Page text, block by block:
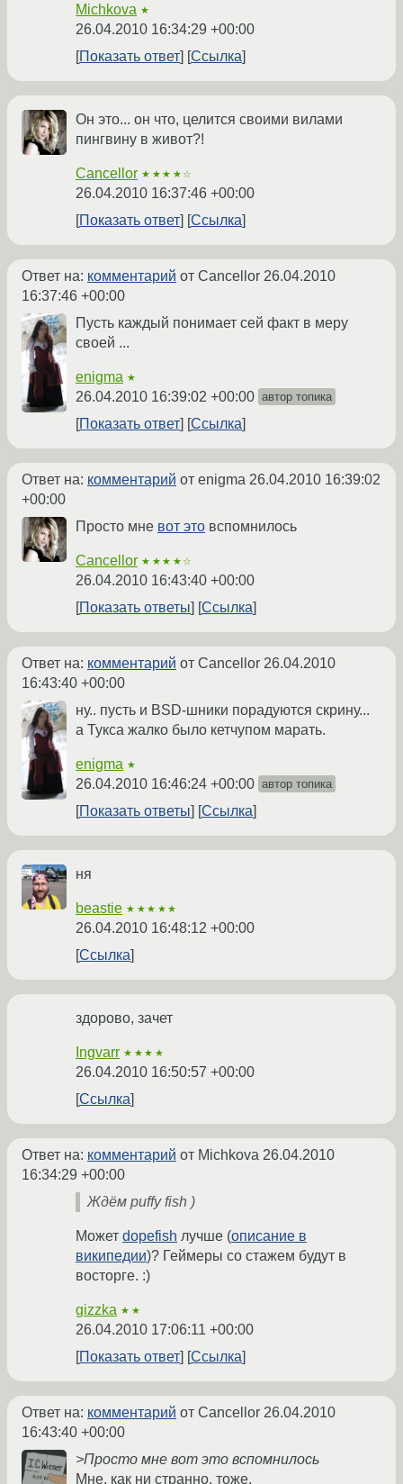
Michkova ★
26.04.2010 16:34:29 +00:00
Показать ответ
Ссылка
Он это... он что, целится своими вилами
пингвину в живот?!
Cancellor ★★★★☆
26.04.2010 16:37:46 +00:00
Показать ответ
Ссылка
Ответ на: комментарий от Cancellor 26.04.2010
16:37:46 +00:00
Пусть каждый понимает сей факт в меру
своей ...
enigma ★
26.04.2010 16:39:02 +00:00 автор топика
Показать ответ Ссылка
Ответ на: комментарий от enigma 26.04.2010 16:39:02
+00:00
Просто мне вот это вспомнилось
Cancellor ★★★★☆
26.04.2010 16:43:40 +00:00
Показать ответы
Ссылка
Ответ на: комментарий от Cancellor 26.04.2010
16:43:40 +00:00
ну.. пусть и BSD-шники порадуются скрину...
а Тукса жалко было кетчупом марать.
enigma ★
26.04.2010 16:46:24 +00:00 автор топика
Показать ответы Ссылка
ня
beastie ★★★★★
26.04.2010 16:48:12 +00:00
Ссылка
здорово, зачет
Ingvarr ★★★★
26.04.2010 16:50:57 +00:00
Ссылка
Ответ на: комментарий от Michkova 26.04.2010
16:34:29 +00:00
Ждём puffy fish )
Может dopefish лучше (описание в
википедии)? Геймеры со стажем будут в
восторге. :)
gizzka ★★
26.04.2010 17:06:11 +00:00
Показать ответ
Ссылка
Ответ на: комментарий от Cancellor 26.04.2010
16:43:40 +00:00
>Просто мне вот это вспомнилось
Мне, как ни странно, тоже.